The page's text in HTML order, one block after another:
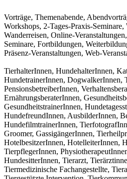
Vorträge, Themenabende,
Workshops, 2-Tages-Praxis-Seminare,
Wanderreisen, Online-
Seminare, Fortbildungen,
Präsenz-Veranstaltungen, Web-
TierhalterInnen, HundehalterInnen,
HundetrainerInnen, DogwalkerInnen,
PensionsbetreiberInnen,
ErnährungsberaterInnen,
GesundheitstrainerInnen,
HundefreundInnen, AusbilderInnen,
HundefilmtrainerInnen,
Groomer, GassigängerInnen,
HotelbesitzerInnen, HotelleiterInnen,
TierpflegerInnen,
HundesitterInnen, Tierarzt,
Tiermedizinische Fachangestellte,